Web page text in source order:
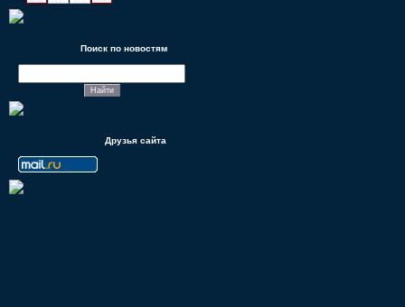
Поиск по новостям
Друзья сайта